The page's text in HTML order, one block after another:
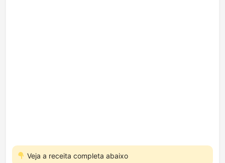
Veja a receita completa abaixo